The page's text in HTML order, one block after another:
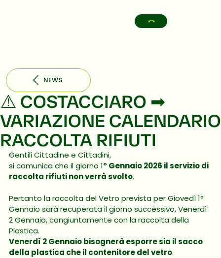
NEWS
⚠️ COSTACCIARO ➡︎
VARIAZIONE CALENDARIO
RACCOLTA RIFIUTI
Gentili Cittadine e Cittadini,
si comunica che il giorno 1° Gennaio 2026 il servizio di
raccolta rifiuti non verrà svolto.
Pertanto la raccolta del Vetro prevista per Giovedì 1°
Gennaio sarà recuperata il giorno successivo, Venerdì
2 Gennaio, congiuntamente con la raccolta della
Plastica.
Venerdì 2 Gennaio bisognerà esporre sia il sacco
della plastica che il contenitore del vetro.